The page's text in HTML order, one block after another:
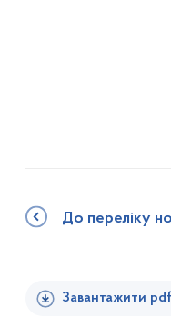
До переліку
Завантажити pdf